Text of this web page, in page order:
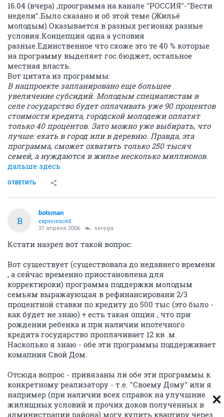
16.04 (вчера) ,проограмма на канале "РОССИЯ"-"Вести
недели".Было сказано и об этой теме (Жильё
молодым).Оказывается в разных регионах разные
условия.Концепция одна а условия
разные.Единственное что схоже это те 40 % которые
на программу выделяет гос.бюджет, остальное
местная власть.
Вот цитата из программы:
В нацпроекте запланировано еще большее
увеличение субсидий. Молодым специалистам в
селе государство будет оплачивать уже 90 процентов
стоимости кредита, городской молодежи оплатят
только 40 процентов. Зато можно уже выбирать, что
лучше: ехать в город или в деревню. Правда, эта
программа, сможет охватить только 250 тысяч
семей, а нуждаются в жилье несколько миллионов.
дальше здесь
ОТВЕТИТЬ
B
botsman
experienced
21 апреля 2006 serega
Кстати назрел вот такой вопрос:
Вот существует (существовала до недавнего времени
, а сейчас временно приостановлена для
корректироки) программа поддержки молодым
семьям выражаующая в рефинансировани 2/3
процентной ставки по кредиту до 500 тыс (это было -
как будет не знаю) + есть такая опция , что при
рождении ребенка и при наличии ипотечного
кредита государство проплачивает 12 кв .м.
Насколько я знаю - обе эти программы поддерживает
комапния Свой Дом.
Отсюда вопрос - привязаны ли обе эти программы к
конкретному реализатору - т.е. "Своему Дому" или я
например (при наличии всех справок на улучшние
жилищных условий и прочих доков полученных в
администрации района) могу купить квартиру через